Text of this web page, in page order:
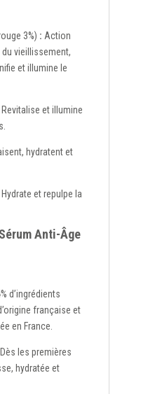
3%) : Action
vieillissement,
et illumine le
Revitalise et illumine
hydratent et
Hydrate et repulpe la
Anti-Âge
d’ingrédients
française et
en France.
les premières
hydratée et